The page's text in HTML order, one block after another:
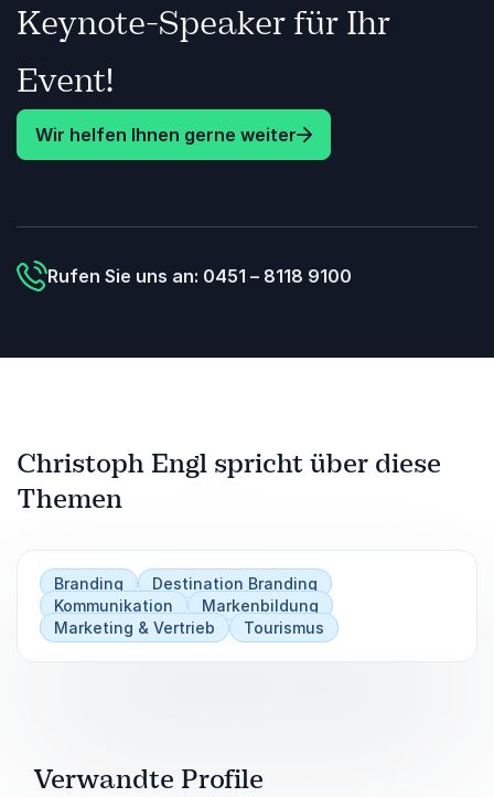
Keynote-Speaker für Ihr
Event!
Wir helfen Ihnen gerne weiter
Rufen Sie uns an: 0451 – 8118 9100
Christoph Engl spricht über diese
Themen
Branding
Destination Branding
Kommunikation
Markenbildung
Marketing & Vertrieb
Tourismus
Verwandte Profile